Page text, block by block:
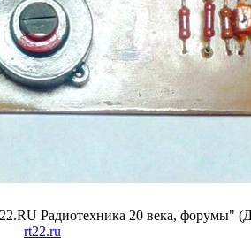
Радиотехника 20 века, форумы"
rt22.ru